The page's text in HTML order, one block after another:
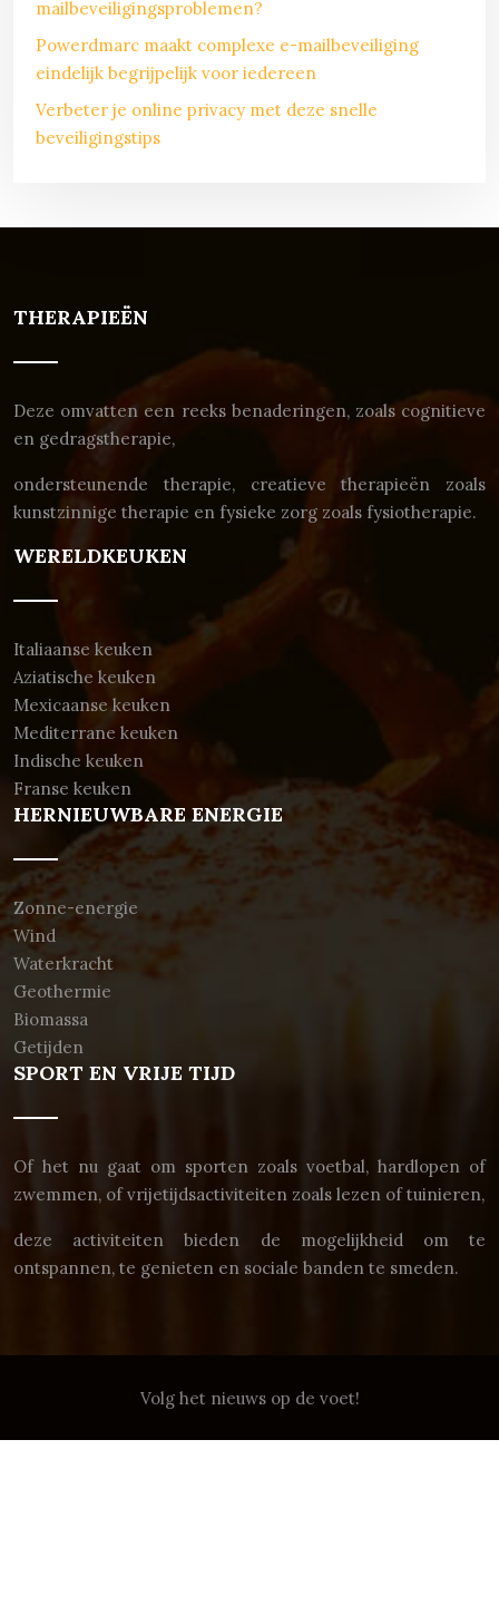
mailbeveiligingsproblemen?
Powerdmarc maakt complexe e-mailbeveiliging
eindelijk begrijpelijk voor iedereen
Verbeter je online privacy met deze snelle
beveiligingstips
THERAPIEËN
Deze omvatten een reeks benaderingen, zoals cognitieve
en gedragstherapie,
ondersteunende therapie, creatieve therapieën zoals
kunstzinnige therapie en fysieke zorg zoals fysiotherapie.
WERELDKEUKEN
Italiaanse keuken
Aziatische keuken
Mexicaanse keuken
Mediterrane keuken
Indische keuken
Franse keuken
HERNIEUWBARE ENERGIE
Zonne-energie
Wind
Waterkracht
Geothermie
Biomassa
Getijden
SPORT EN VRIJE TIJD
Of het nu gaat om sporten zoals voetbal, hardlopen of
zwemmen, of vrijetijdsactiviteiten zoals lezen of tuinieren,
deze activiteiten bieden de mogelijkheid om te
ontspannen, te genieten en sociale banden te smeden.
Volg het nieuws op de voet!